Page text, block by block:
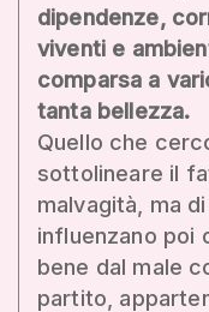
dipendenze,
viventi e
comparsa a
tanta bellezza.
Quello che
sottolineare il
malvagità, ma
influenzano poi
bene dal male
partito,